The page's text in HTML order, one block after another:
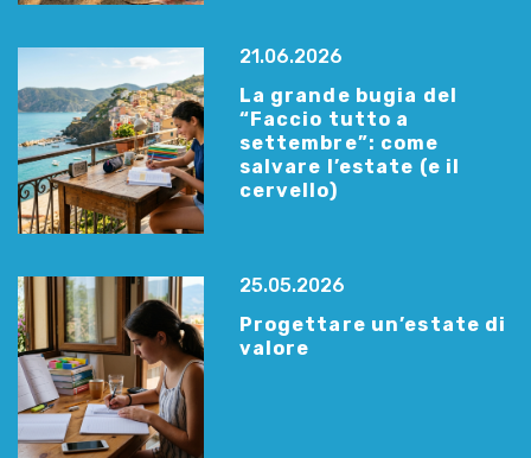
21.06.2026
La grande bugia del
“Faccio tutto a
settembre”: come
salvare l’estate (e il
cervello)
25.05.2026
Progettare un’estate di
valore